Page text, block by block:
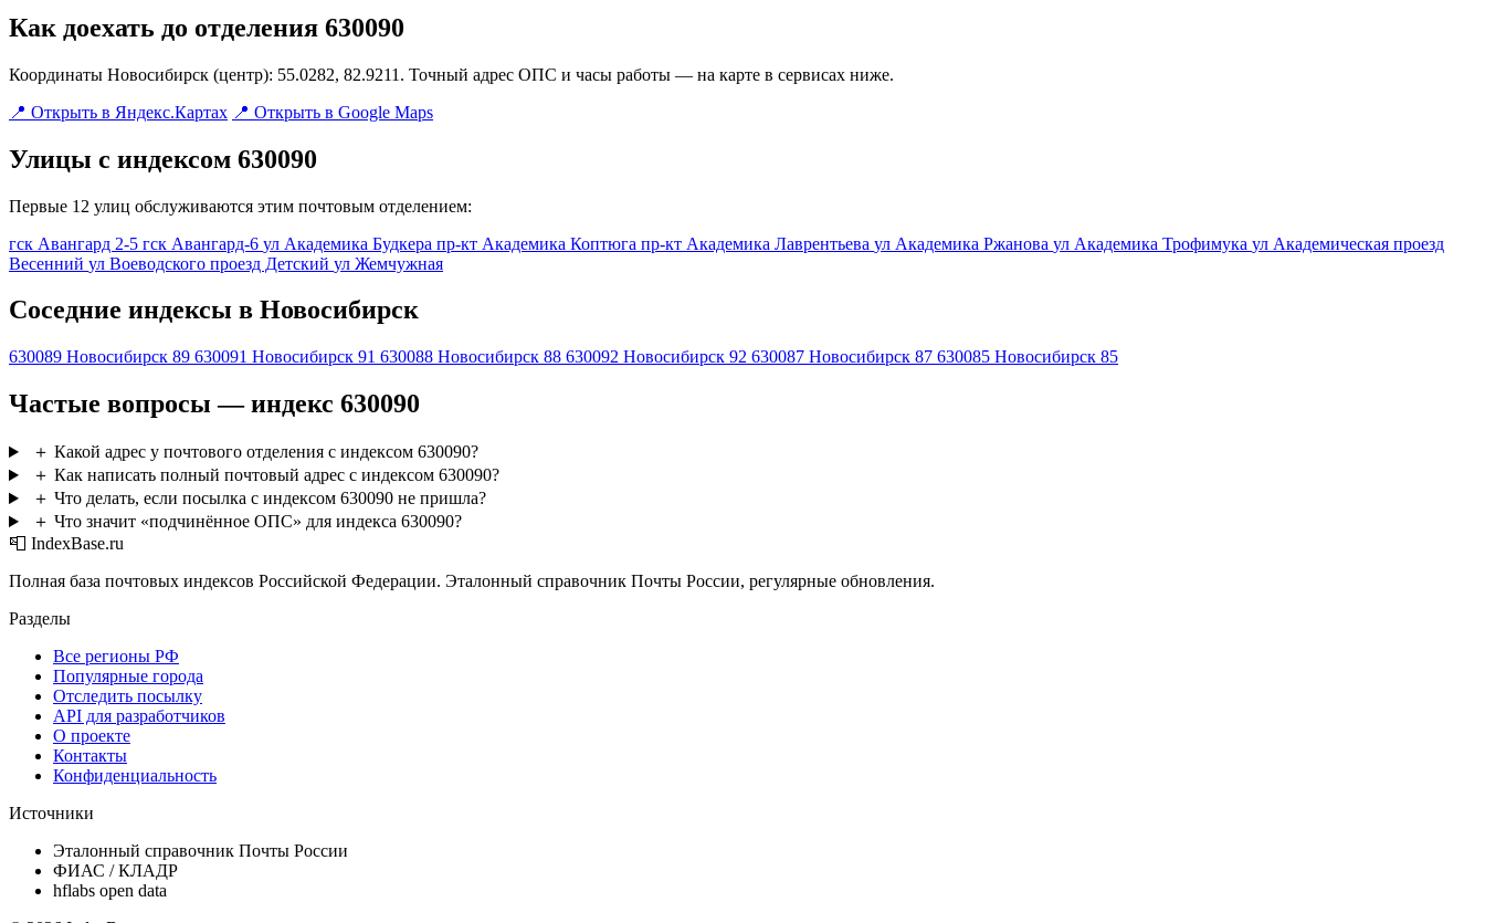
Как доехать до отделения 630090
Координаты Новосибирск (центр): 55.0282, 82.9211. Точный адрес ОПС и часы работы — на карте в сервисах ниже.
📍 Открыть в Яндекс.Картах 📍 Открыть в Google Maps
Улицы с индексом 630090
Первые 12 улиц обслуживаются этим почтовым отделением:
гск Авангард 2-5 гск Авангард-6 ул Академика Будкера пр-кт Академика Коптюга пр-кт Академика Лаврентьева ул Академика Ржанова ул Академика Трофимука ул Академическая проезд
Весенний ул Воеводского проезд Детский ул Жемчужная
Соседние индексы в Новосибирск
630089 Новосибирск 89 630091 Новосибирск 91 630088 Новосибирск 88 630092 Новосибирск 92 630087 Новосибирск 87 630085 Новосибирск 85
Частые вопросы — индекс 630090
＋ Какой адрес у почтового отделения с индексом 630090?
＋ Как написать полный почтовый адрес с индексом 630090?
＋ Что делать, если посылка с индексом 630090 не пришла?
＋ Что значит «подчинённое ОПС» для индекса 630090?
📮 IndexBase.ru
Полная база почтовых индексов Российской Федерации. Эталонный справочник Почты России, регулярные обновления.
Разделы
Все регионы РФ
Популярные города
Отследить посылку
API для разработчиков
О проекте
Контакты
Конфиденциальность
Источники
Эталонный справочник Почты России
ФИАС / КЛАДР
hflabs open data